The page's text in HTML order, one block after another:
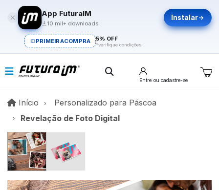
App FuturaIM
10 mil+ downloads
Instalar
PRIMEIRACOMPRA 5% OFF
*verifique condições
Entre ou cadastre-se
Início InícioPersonalizado para Páscoa​
Revelação de Foto Digital